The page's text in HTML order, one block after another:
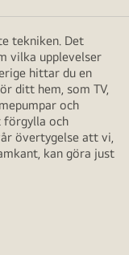
tekniken. Det
vilka upplevelser
hittar du en
ditt hem, som TV,
och
förgylla och
övertygelse att vi,
kan göra just